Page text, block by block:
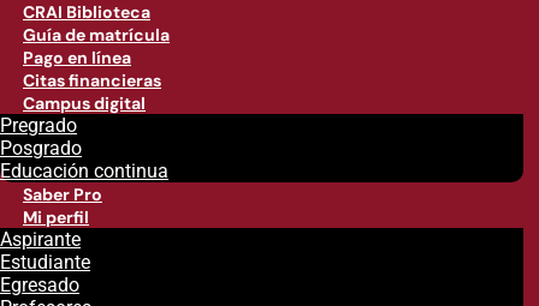
CRAI Biblioteca
Guía de matrícula
Pago en línea
Citas financieras
Campus digital
Pregrado
Posgrado
Educación continua
Saber Pro
Mi perfil
Aspirante
Estudiante
Egresado